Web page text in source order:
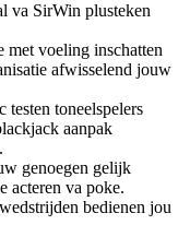
va SirWin plusteken
met voeling inschatten
afwisselend jouw
testen toneelspelers
aanpak
genoegen gelijk
acteren va poke.
bedienen jou